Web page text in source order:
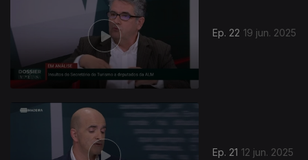
Ep. 22 19 jun. 2025
Ep. 21 12 jun. 2025